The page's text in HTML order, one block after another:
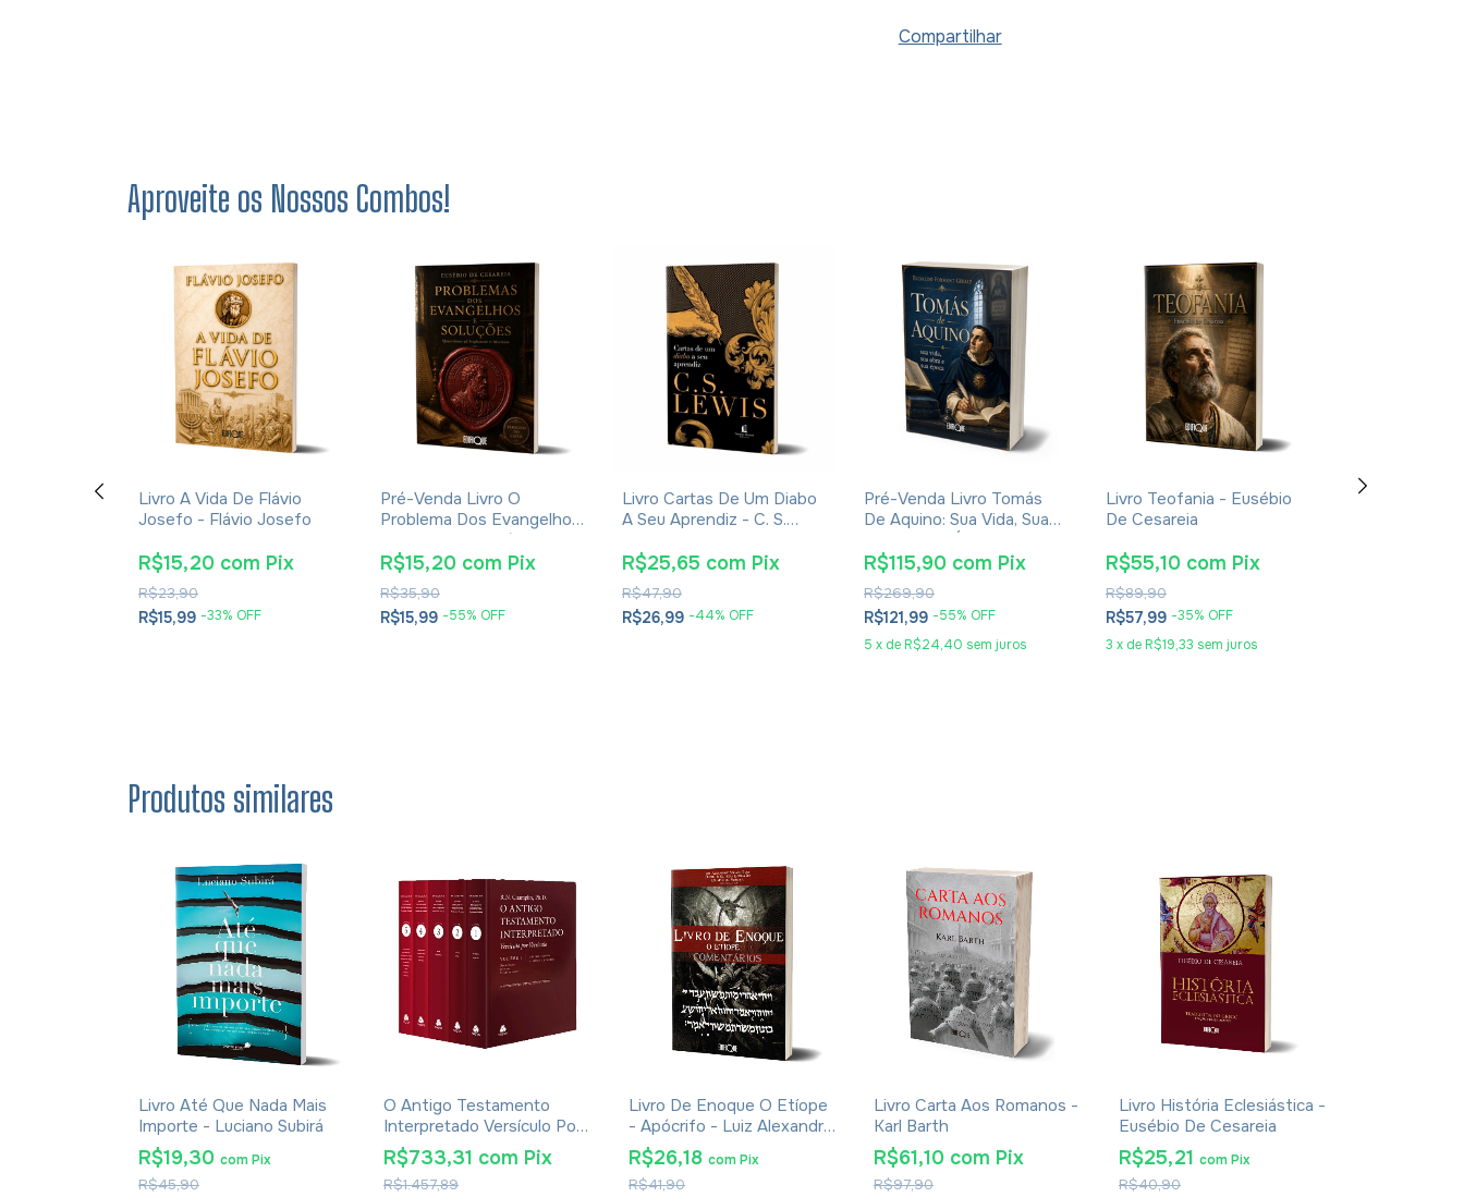
Compartilhar
Aproveite os Nossos Combos!
Livro A Vida De Flávio
Josefo - Flávio Josefo
R$15,99 -33% OFF
R$23,90
R$15,20 com Pix
Pré-Venda Livro O
Problema Dos Evangelhos
E Soluções- Eusébio De
Cesareia
R$15,99 -55% OFF
R$35,90
R$15,20 com Pix
Livro Cartas De Um Diabo
A Seu Aprendiz - C. S.
R$26,99 -44% OFF
R$47,90
R$25,65 com Pix
Pré-Venda Livro Tomás
De Aquino: Sua Vida, Sua
Eudaldo Forment Giralt
R$121,99 -55% OFF
5 x de R$24,40 sem juros
R$269,90
R$115,90 com Pix
Livro Teofania - Eusébio
De Cesareia
R$57,99 -35% OFF
3 x de R$19,33 sem juros
R$89,90
R$55,10 com Pix
Livro De
Produtos similares
Livro Até Que Nada Mais
Importe - Luciano Subirá
R$45,90
R$19,30 comPix
O Antigo Testamento
Interpretado Versículo Por
Versículo 5 Volumes - R. N.
Champlin
R$1.457,89
R$733,31 com Pix
Livro De Enoque O Etíope
- Apócrifo - Luiz Alexandre
Solano Rossi
R$41,90
R$26,18 comPix
Livro Carta Aos Romanos -
Karl Barth
R$97,90
R$61,10 com Pix
Livro História Eclesiástica -
Eusébio De Cesareia
R$40,90
R$25,21 comPix